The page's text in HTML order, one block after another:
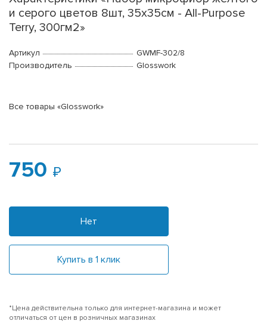
и серого цветов 8шт, 35х35см - All-Purpose
Terry, 300гм2»
Артикул
GWMF-302/8
Производитель
Glosswork
Все товары «Glosswork»
750
Нет
Купить в 1 клик
*Цена действительна только для интернет-магазина и может
отличаться от цен в розничных магазинах